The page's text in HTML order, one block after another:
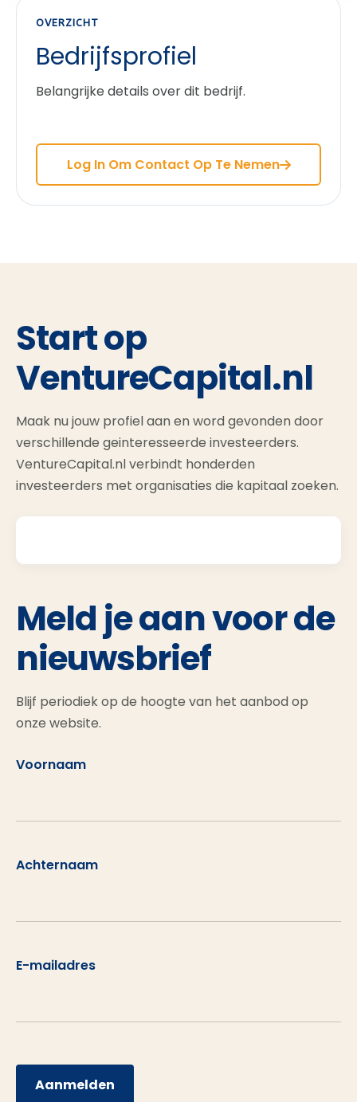
OVERZICHT
Bedrijfsprofiel
Belangrijke details over dit bedrijf.
Log In Om Contact Op Te Nemen
Start op
VentureCapital.nl
Maak nu jouw profiel aan en word gevonden door
verschillende geinteresseerde investeerders.
VentureCapital.nl verbindt honderden
investeerders met organisaties die kapitaal zoeken.
Meld je aan voor de
nieuwsbrief
Blijf periodiek op de hoogte van het aanbod op
onze website.
Voornaam
Achternaam
E-mailadres
Aanmelden